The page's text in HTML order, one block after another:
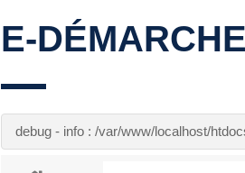
E-
debug - info : /var/www/localhost/